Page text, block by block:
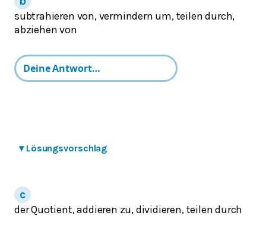
subtrahieren von, vermindern um, teilen durch,
abziehen von
▾ Lösungsvorschlag
der Quotient, addieren zu, dividieren, teilen durch